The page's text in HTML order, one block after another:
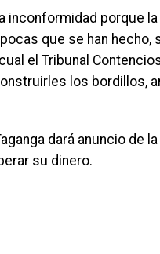
inconformidad porque
que se han hecho,
el Tribunal
los bordillos,
dará anuncio de
su dinero.